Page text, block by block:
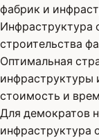
фабрик и
Инфраструктура
строительства
Оптимальная
стоимость и
Для демократов
инфраструктура